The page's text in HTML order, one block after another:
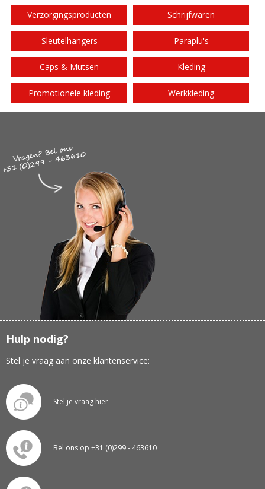
Verzorgingsproducten Schrijfwaren
Sleutelhangers Paraplu's
Caps & Mutsen Kleding
Promotionele kleding Werkkleding
Hulp nodig?
Stel je vraag aan onze klantenservice:
Stel je vraag hier
Bel ons op +31 (0)299 - 463610